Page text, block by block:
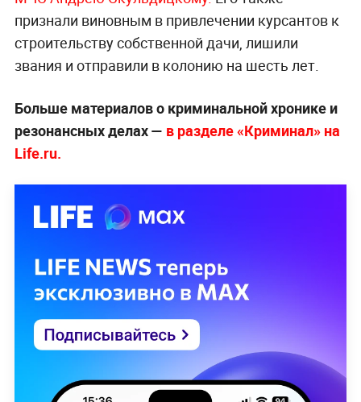
признали виновным в привлечении курсантов к
строительству собственной дачи, лишили
звания и отправили в колонию на шесть лет.
Больше материалов о криминальной хронике и
резонансных делах — в разделе «Криминал» на
Life.ru.